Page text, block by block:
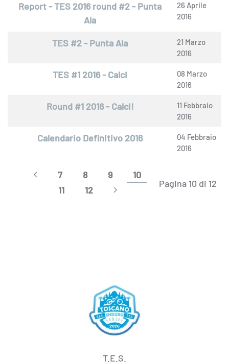
Report - TES 2016 round #2 - Punta
Ala
26 Aprile
2016
TES #2 - Punta Ala
21 Marzo
2016
TES #1 2016 - Calci
08 Marzo
2016
Round #1 2016 - Calci!
11 Febbraio
2016
Calendario Definitivo 2016
04 Febbraio
2016
Pagina 10 di 12
7 8 9
10
11
12
T.E.S.